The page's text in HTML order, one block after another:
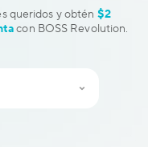
queridos y obtén $2
con BOSS Revolution.